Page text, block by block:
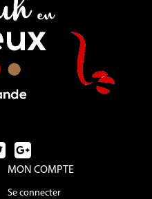
MON COMPTE
Se connecter